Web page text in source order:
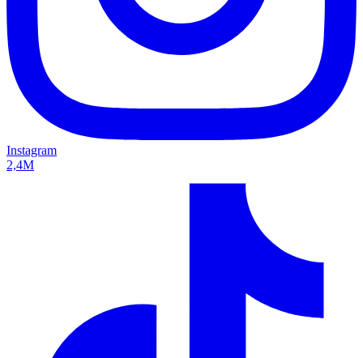
Instagram
2,4M